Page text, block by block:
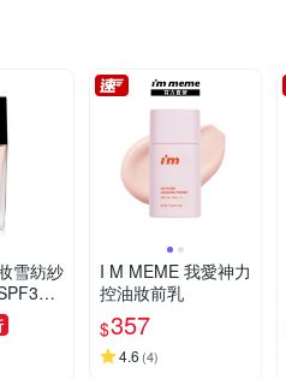
雪紡紗
I M MEME 我愛神力
控油妝前乳
$357
4.6 (4)